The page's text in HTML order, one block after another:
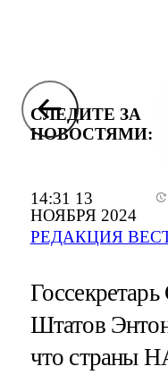
14:31 13
НОЯБРЯ 2024
РЕДАКЦИЯ
СЛЕДИТЕ ЗА
НОВОСТЯМИ:
Штатов
что страны